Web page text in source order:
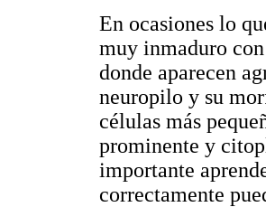
En ocasiones lo
muy inmaduro
donde aparecen
neuropilo y su
células más
prominente y
importante
correctamente